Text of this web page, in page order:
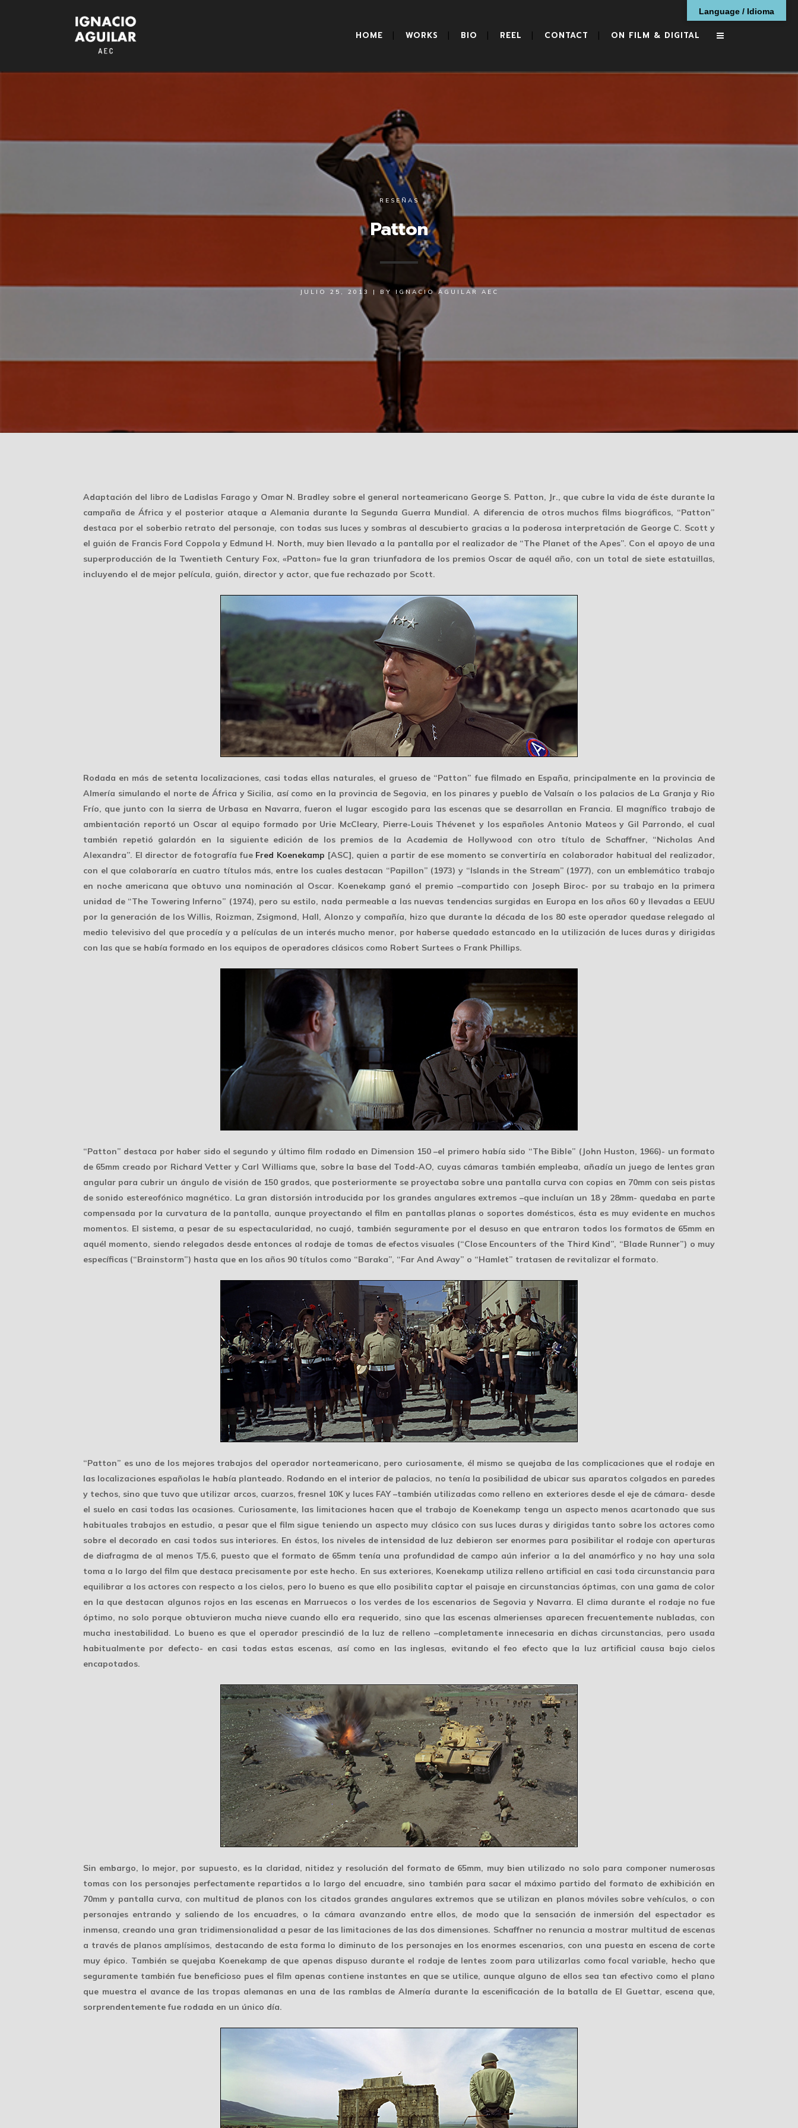
HOME WORKS BIO REEL CONTACT ON FILM & DIGITAL
RESEÑAS
Patton
JULIO 25, 2013 | BY IGNACIO AGUILAR AEC
Adaptación del libro de Ladislas Farago y Omar N. Bradley sobre el general norteamericano George S. Patton, Jr., que cubre la vida de éste durante la
campaña de África y el posterior ataque a Alemania durante la Segunda Guerra Mundial. A diferencia de otros muchos films biográficos, “Patton”
destaca por el soberbio retrato del personaje, con todas sus luces y sombras al descubierto gracias a la poderosa interpretación de George C. Scott y
el guión de Francis Ford Coppola y Edmund H. North, muy bien llevado a la pantalla por el realizador de “The Planet of the Apes”. Con el apoyo de una
superproducción de la Twentieth Century Fox, «Patton» fue la gran triunfadora de los premios Oscar de aquél año, con un total de siete estatuillas,
incluyendo el de mejor película, guión, director y actor, que fue rechazado por Scott.
Rodada en más de setenta localizaciones, casi todas ellas naturales, el grueso de “Patton” fue filmado en España, principalmente en la provincia de
Almería simulando el norte de África y Sicilia, así como en la provincia de Segovia, en los pinares y pueblo de Valsaín o los palacios de La Granja y Rio
Frío, que junto con la sierra de Urbasa en Navarra, fueron el lugar escogido para las escenas que se desarrollan en Francia. El magnífico trabajo de
ambientación reportó un Oscar al equipo formado por Urie McCleary, Pierre-Louis Thévenet y los españoles Antonio Mateos y Gil Parrondo, el cual
también repetió galardón en la siguiente edición de los premios de la Academia de Hollywood con otro título de Schaffner, “Nicholas And
Alexandra”. El director de fotografía fue Fred Koenekamp [ASC], quien a partir de ese momento se convertiría en colaborador habitual del realizador,
con el que colaboraría en cuatro títulos más, entre los cuales destacan “Papillon” (1973) y “Islands in the Stream” (1977), con un emblemático trabajo
en noche americana que obtuvo una nominación al Oscar. Koenekamp ganó el premio –compartido con Joseph Biroc- por su trabajo en la primera
unidad de “The Towering Inferno” (1974), pero su estilo, nada permeable a las nuevas tendenciassurgidas en Europa en los años 60 y llevadas a EEUU
por la generación de los Willis, Roizman, Zsigmond, Hall, Alonzo y compañía, hizo que durante la década de los 80 este operador quedase relegado al
medio televisivo del que procedía y a películas de un interés mucho menor, por haberse quedado estancado en la utilización de luces duras y dirigidas
con las que se había formado en los equipos de operadores clásicos como Robert Surtees o Frank Phillips.
“Patton” destaca por haber sido el segundo y último film rodado en Dimension 150–el primero había sido “The Bible” (John Huston, 1966)- un formato
de 65mm creado por Richard Vetter y Carl Williams que, sobre la base del Todd-AO, cuyas cámaras también empleaba, añadía un juego de lentes gran
angular para cubrir un ángulo de visión de 150 grados, que posteriormente se proyectaba sobre una pantalla curva con copias en 70mmcon seis pistas
de sonido estereofónico magnético. La gran distorsión introducida por los grandes angulares extremos –que incluían un 18 y 28mm- quedaba en parte
compensada por la curvatura de la pantalla, aunque proyectando el film en pantallas planas o soportes domésticos, ésta es muy evidente en muchos
momentos. El sistema, a pesar de su espectacularidad, no cuajó, también seguramente por el desuso en que entraron todos los formatos de 65mm en
aquél momento, siendo relegados desde entonces al rodaje de tomas de efectos visuales (“Close Encounters of the Third Kind”, “Blade Runner”) o muy
específicas (“Brainstorm”) hasta que en los años 90 títulos como “Baraka”, “Far And Away” o “Hamlet” tratasen de revitalizar el formato.
“Patton” es uno de los mejores trabajos del operador norteamericano, pero curiosamente, él mismo se quejaba de las complicaciones que el rodaje en
las localizaciones españolas le había planteado. Rodando en el interior de palacios, no tenía la posibilidad de ubicar sus aparatos colgados en paredes
y techos, sino que tuvo que utilizar arcos, cuarzos, fresnel 10K y luces FAY –también utilizadas como relleno en exteriores desde el eje de cámara- desde
el suelo en casi todas las ocasiones. Curiosamente, las limitacioneshacen que el trabajo de Koenekamp tenga un aspecto menos acartonado que sus
habituales trabajos en estudio, a pesar que el film sigue teniendo un aspecto muy clásico con sus luces duras y dirigidas tanto sobre los actores como
sobre el decorado en casi todos sus interiores. En éstos, los niveles de intensidad de luz debieron ser enormes para posibilitar el rodaje con aperturas
de diafragma de al menos T/5.6, puesto que el formato de 65mm tenía una profundidad de campo aún inferior a la del anamórfico y no hay una sola
toma a lo largo del film que destaca precisamente por este hecho. En sus exteriores, Koenekamp utiliza relleno artificial en casi toda circunstancia para
equilibrar a los actores con respecto a los cielos, pero lo bueno es que ello posibilita captar el paisaje en circunstancias óptimas, con una gama de color
en la que destacan algunos rojos en las escenas en Marruecos o los verdes de los escenarios de Segovia y Navarra. El clima durante el rodaje no fue
óptimo, no solo porque obtuvieron mucha nieve cuando ello era requerido, sino que las escenas almerienses aparecen frecuentemente nubladas, con
mucha inestabilidad. Lo bueno es que el operador prescindió de la luz de relleno –completamente innecesaria en dichas circunstancias, pero usada
habitualmente por defecto- en casi todas estas escenas, así como en las inglesas, evitando el feo efecto que la luz artificial causa bajo cielos
encapotados.
Sin embargo, lo mejor, por supuesto, es la claridad, nitidez y resolución del formato de 65mm, muy bien utilizado no solo para componer numerosas
tomas con los personajes perfectamente repartidos a lo largo del encuadre, sino también para sacar el máximo partido del formato de exhibición en
70mm y pantalla curva, con multitud de planos con los citados grandes angulares extremos que se utilizan en planos móviles sobre vehículos, o con
personajes entrando y saliendo de los encuadres, o la cámara avanzando entre ellos, de modo que la sensación de inmersión del espectador es
inmensa, creando una gran tridimensionalidad a pesar de las limitaciones de las dos dimensiones. Schaffner no renuncia a mostrar multitud de escenas
a través de planos amplísimos, destacando de esta forma lo diminuto de los personajes en los enormes escenarios, con una puesta en escena de corte
muy épico. También se quejaba Koenekamp de que apenas dispuso durante el rodaje de lentes zoom para utilizarlas como focal variable, hecho que
seguramente también fue beneficioso pues el film apenas contiene instantes en que se utilice, aunque alguno de ellos sea tan efectivo como el plano
que muestra el avance de las tropas alemanas en una de las ramblas de Almería durante la escenificación de la batalla de El Guettar, escena que,
sorprendentemente fue rodada en un único día.
Language / Idioma